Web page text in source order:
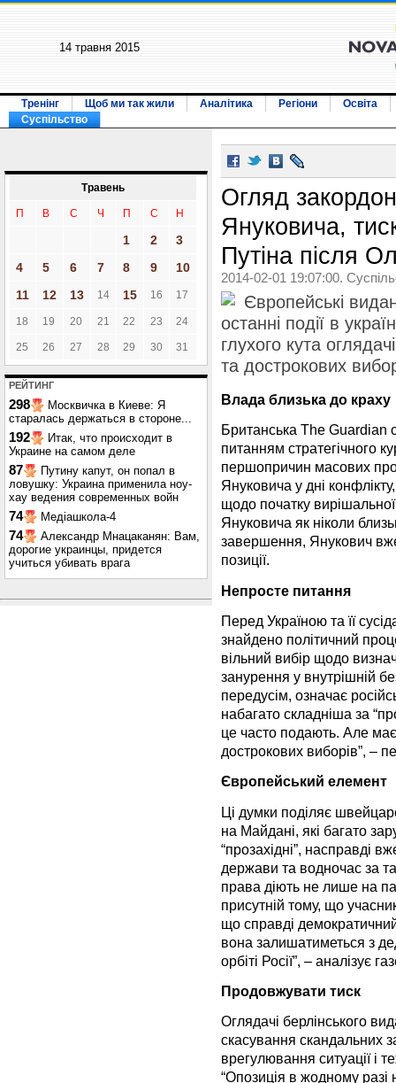
14 травня 2015
Тренінг Щоб ми так жили Аналітика Регіони
Освіта
Суспільство
Травень
П В С Ч П С Н
1 2
3
4
5 6 7 8 9
10
11
12 13 14 15 16 17
18 19 20 21 22 23 24
25 26 27 28 29 30 31
РЕЙТИНГ
298
Москвичка в Киеве: Я
старалась держаться в стороне...
192
Итак, что происходит в
Украине на самом деле
87
Путину капут, он попал в
ловушку: Украина применила ноу-
хау ведения современных войн
74 Медіашкола-4
74
Александр Мнацаканян: Вам,
дорогие украинцы, придется
учиться убивать врага
Огляд
Януковича,
Путіна після
2014-02-01 19:07:00.
Європейські
останні події в
глухого кута
та дострокових
Влада близька до краху
Британська The Guardian
питанням стратегічного
першопричин масових
Януковича у дні
щодо початку
Януковича як ніколи
завершення, Янукович
позиції.
Непросте питання
Перед Україною та її
знайдено політичний
вільний вибір щодо
занурення у внутрішній
передусім, означає
набагато складніша за
це часто подають. Але
дострокових виборів”, –
Європейський елемент
Ці думки поділяє
на Майдані, які багато
“прозахідні”, насправді
держави та водночас за
права діють не лише на
присутній тому, що
що справді
вона залишатиметься з
орбіті Росії”, – аналізує
Продовжувати тиск
Оглядачі берлінського
скасування скандальних
врегулювання ситуації і
“Опозиція в жодному